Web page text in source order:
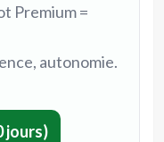
Premium =
autonomie.
jours)